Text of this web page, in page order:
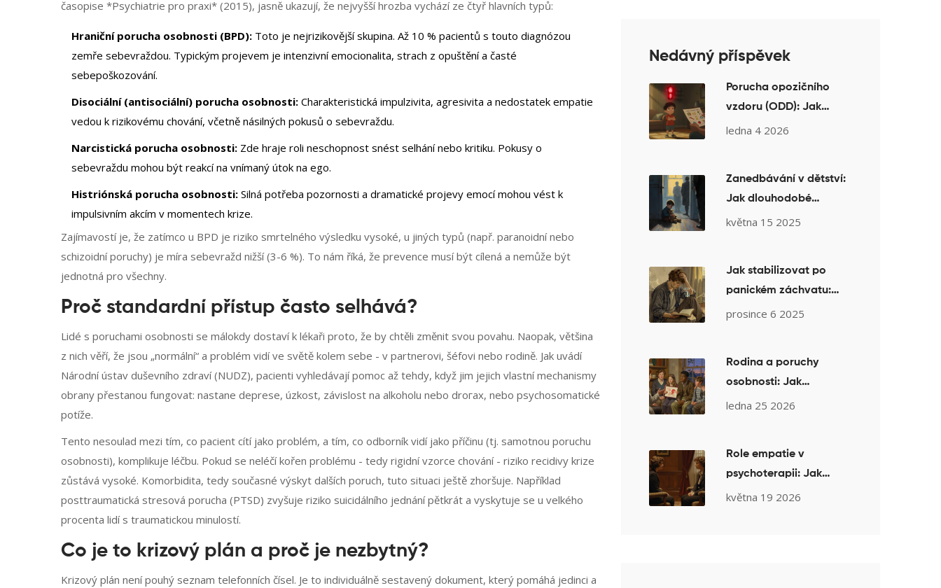
časopise *Psychiatrie pro praxi* (2015), jasně ukazují, že nejvyšší hrozba vychází ze čtyř hlavních typů:
Hraniční porucha osobnosti (BPD): Toto je nejrizikovější skupina. Až 10 % pacientů s touto diagnózou
zemře sebevraždou. Typickým projevem je intenzivní emocionalita, strach z opuštění a časté
sebepoškozování.
Disociální (antisociální) porucha osobnosti: Charakteristická impulzivita, agresivita a nedostatek empatie
vedou k rizikovému chování, včetně násilných pokusů o sebevraždu.
Narcistická porucha osobnosti: Zde hraje roli neschopnost snést selhání nebo kritiku. Pokusy o
sebevraždu mohou být reakcí na vnímaný útok na ego.
Histriónská porucha osobnosti: Silná potřeba pozornosti a dramatické projevy emocí mohou vést k
impulsivním akcím v momentech krize.
Zajímavostí je, že zatímco u BPD je riziko smrtelného výsledku vysoké, u jiných typů (např. paranoidní nebo
schizoidní poruchy) je míra sebevražd nižší (3-6 %). To nám říká, že prevence musí být cílená a nemůže být
jednotná pro všechny.
Proč standardní přístup často selhává?
Lidé s poruchami osobnosti se málokdy dostaví k lékaři proto, že by chtěli změnit svou povahu. Naopak, většina
z nich věří, že jsou „normální“ a problém vidí ve světě kolem sebe - v partnerovi, šéfovi nebo rodině. Jak uvádí
Národní ústav duševního zdraví (NUDZ), pacienti vyhledávají pomoc až tehdy, když jim jejich vlastní mechanismy
obrany přestanou fungovat: nastane deprese, úzkost, závislost na alkoholu nebo droгах, nebo psychosomatické
potíže.
Tento nesoulad mezi tím, co pacient cítí jako problém, a tím, co odborník vidí jako příčinu (tj. samotnou poruchu
osobnosti), komplikuje léčbu. Pokud se neléčí kořen problému - tedy rigidní vzorce chování - riziko recidivy krize
zůstává vysoké. Komorbidita, tedy současné výskyt dalších poruch, tuto situaci ještě zhoršuje. Například
posttraumatická stresová porucha (PTSD) zvyšuje riziko suicidálního jednání pětkrát a vyskytuje se u velkého
procenta lidí s traumatickou minulostí.
Co je to krizový plán a proč je nezbytný?
Krizový plán není pouhý seznam telefonních čísel. Je to individuálně sestavený dokument, který pomáhá jedinci a
Nedávný příspěvek
Porucha opozičního
vzdoru (ODD): Jak
psychoterapie pomáhá
ledna 4 2026
Zanedbávání v dětství:
Jak dlouhodobé
následky ovlivňují
května 15 2025
Jak stabilizovat po
panickém záchvatu:
Postupy do 24 hodin
prosince 6 2025
Rodina a poruchy
osobnosti: Jak
psychoedukace
ledna 25 2026
Role empatie v
psychoterapii: Jak
terapeutické
května 19 2026